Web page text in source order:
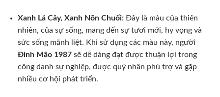
Xanh Lá Cây, Xanh Nõn Chuối:Đây là màu của thiên
nhiên, của sự sống, mang đến sự tươi mới, hy vọng và
sức sống mãnh liệt. Khi sử dụng các màu này, người
Đinh Mão 1987sẽ dễ dàng đạt được thuận lợi trong
công danh sự nghiệp, được quý nhân phù trợ và gặp
nhiều cơ hội phát triển.